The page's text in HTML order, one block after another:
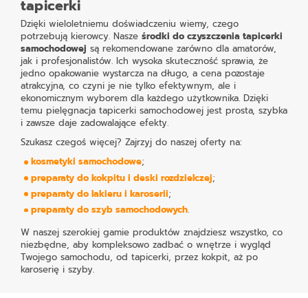
tapicerki
Dzięki wieloletniemu doświadczeniu wiemy, czego
potrzebują kierowcy. Nasze środki do czyszczenia tapicerki
samochodowej są rekomendowane zarówno dla amatorów,
jak i profesjonalistów. Ich wysoka skuteczność sprawia, że
jedno opakowanie wystarcza na długo, a cena pozostaje
atrakcyjna, co czyni je nie tylko efektywnym, ale i
ekonomicznym wyborem dla każdego użytkownika. Dzięki
temu pielęgnacja tapicerki samochodowej jest prosta, szybka
i zawsze daje zadowalające efekty.
Szukasz czegoś więcej? Zajrzyj do naszej oferty na:
kosmetyki samochodowe;
preparaty do kokpitu i deski rozdzielczej;
preparaty do lakieru i karoserii;
preparaty do szyb samochodowych.
W naszej szerokiej gamie produktów znajdziesz wszystko, co
niezbędne, aby kompleksowo zadbać o wnętrze i wygląd
Twojego samochodu, od tapicerki, przez kokpit, aż po
karoserię i szyby.